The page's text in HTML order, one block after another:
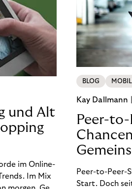
und Alt
im Online-
Im Mix
BLOG
Kay Dallmann |
Peer-to-
Peer-to-Peer-
Start. Doch